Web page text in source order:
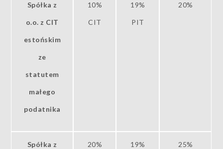
Spółka z
o.o. z CIT
estońskim
ze
statutem
małego
podatnika
10%
CIT
19%
PIT
20%
Spółka z 20% 19% 25%